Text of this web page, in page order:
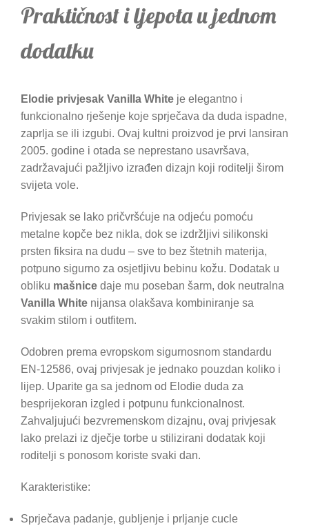
Praktičnost i ljepota u jednom
dodatku
Elodie privjesak Vanilla White je elegantno i
funkcionalno rješenje koje sprječava da duda ispadne,
zaprlja se ili izgubi. Ovaj kultni proizvod je prvi lansiran
2005. godine i otada se neprestano usavršava,
zadržavajući pažljivo izrađen dizajn koji roditelji širom
svijeta vole.
Privjesak se lako pričvršćuje na odjeću pomoću
metalne kopče bez nikla, dok se izdržljivi silikonski
prsten fiksira na dudu – sve to bez štetnih materija,
potpuno sigurno za osjetljivu bebinu kožu. Dodatak u
obliku mašnice daje mu poseban šarm, dok neutralna
Vanilla White nijansa olakšava kombiniranje sa
svakim stilom i outfitem.
Odobren prema evropskom sigurnosnom standardu
EN-12586, ovaj privjesak je jednako pouzdan koliko i
lijep. Uparite ga sa jednom od Elodie duda za
besprijekoran izgled i potpunu funkcionalnost.
Zahvaljujući bezvremenskom dizajnu, ovaj privjesak
lako prelazi iz dječje torbe u stilizirani dodatak koji
roditelji s ponosom koriste svaki dan.
Karakteristike:
Sprječava padanje, gubljenje i prljanje cucle